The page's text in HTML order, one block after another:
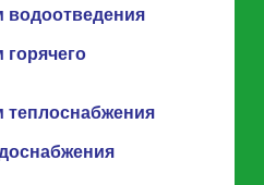
водоотведения
горячего
теплоснабжения